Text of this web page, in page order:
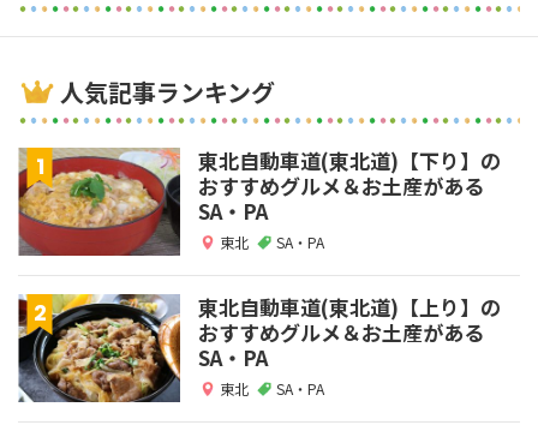
人気記事ランキング
東北自動車道(東北道)【下り】の
おすすめグルメ＆お土産がある
SA・PA
東北 SA・PA
東北自動車道(東北道)【上り】の
おすすめグルメ＆お土産がある
SA・PA
東北 SA・PA